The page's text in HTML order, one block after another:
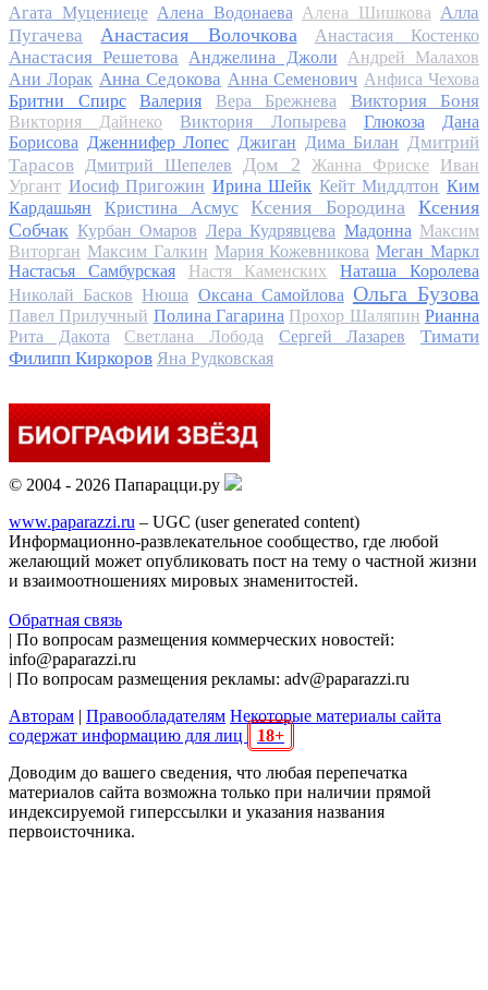
Агата Муцениеце Алена Водонаева Алена Шишкова Алла
Пугачева
Анастасия Волочкова Анастасия Костенко
Анастасия Решетова Анджелина Джоли
Андрей Малахов
Ани Лорак Анна Седокова Анна Семенович Анфиса Чехова
Бритни Спирс
Валерия Вера Брежнева Виктория Боня
Виктория Дайнеко Виктория Лопырева Глюкоза
Дана
Борисова Дженнифер Лопес Джиган Дима Билан Дмитрий
Тарасов
Дмитрий Шепелев Дом 2 Жанна Фриске
Иван
Ургант Иосиф Пригожин Ирина Шейк Кейт Миддлтон Ким
Кардашьян
Кристина Асмус Ксения Бородина
Ксения
Собчак Курбан Омаров Лера Кудрявцева Мадонна Максим
Виторган Максим Галкин Мария Кожевникова Меган Маркл
Настасья Самбурская
Настя Каменских
Наташа Королева
Николай Басков Нюша Оксана Самойлова Ольга Бузова
Павел Прилучный Полина Гагарина Прохор Шаляпин Рианна
Рита Дакота
Светлана Лобода Сергей Лазарев
Тимати
Филипп Киркоров Яна Рудковская
© 2004 - 2026 Папарацци.ру
www.paparazzi.ru – UGC (user generated content)
Информационно-развлекательное сообщество, где любой
желающий может опубликовать пост на тему о частной жизни
и взаимоотношениях мировых знаменитостей.
Обратная связь
| По вопросам размещения коммерческих новостей:
info@paparazzi.ru
| По вопросам размещения рекламы: adv@paparazzi.ru
Авторам | Правообладателям Некоторые материалы сайта
содержат информацию для лиц
18+
Доводим до вашего сведения, что любая перепечатка
материалов сайта возможна только при наличии прямой
индексируемой гиперссылки и указания названия
первоисточника.